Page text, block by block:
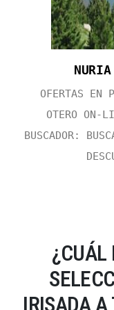
OFERTAS EN
OTERO ON-
BUSCADOR:
¿CUÁL